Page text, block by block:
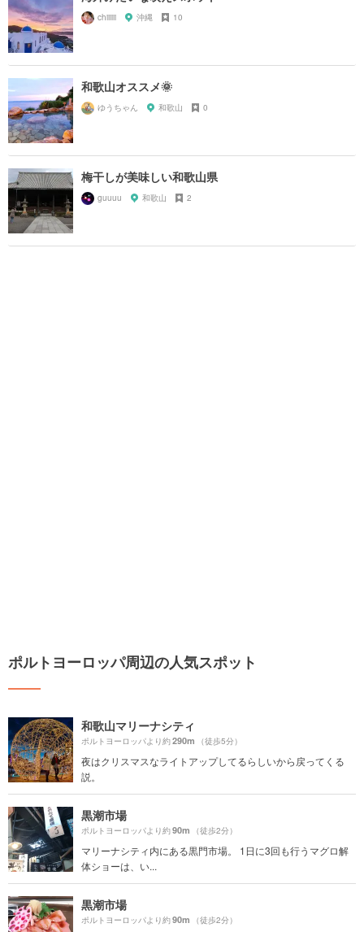
chiiiiii 沖縄 10
和歌山オススメ🌞
ゆうちゃん 和歌山 0
梅干しが美味しい和歌山県
guuuu 和歌山 2
ポルトヨーロッパ周辺の人気スポット
和歌山マリーナシティ
ポルトヨーロッパより約290m （徒歩5分）
夜はクリスマスなライトアップしてるらしいから戻ってくる
説。
黒潮市場
ポルトヨーロッパより約90m （徒歩2分）
マリーナシティ内にある黒門市場。 1日に3回も行うマグロ解
体ショーは、い...
黒潮市場
ポルトヨーロッパより約90m （徒歩2分）